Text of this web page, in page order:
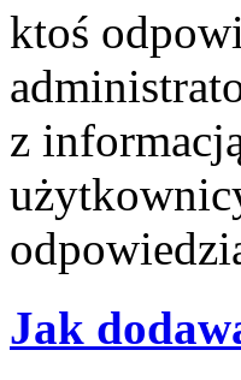
ktoś
z
Jak